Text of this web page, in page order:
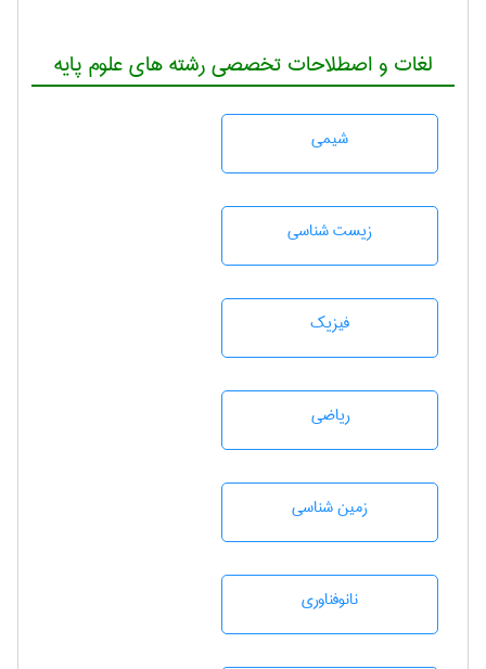
لغات و اصطلاحات تخصصی رشته های علوم پایه
شيمی
زيست شناسی
فیزیک
رياضی
زمين شناسی
نانوفناوری